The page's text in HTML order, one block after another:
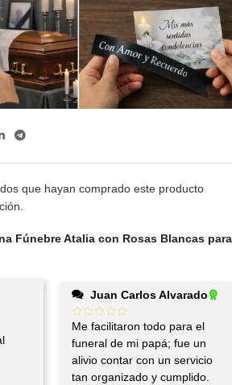
Fúnebre Atalia con Rosas Blancas para
Juan Carlos Alvarado
Me facilitaron todo para el
funeral de mi papá; fue un
alivio contar con un servicio
tan organizado y cumplido.
que hayan comprado este producto